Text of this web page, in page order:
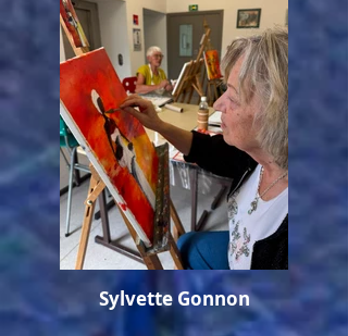
Sylvette Gonnon